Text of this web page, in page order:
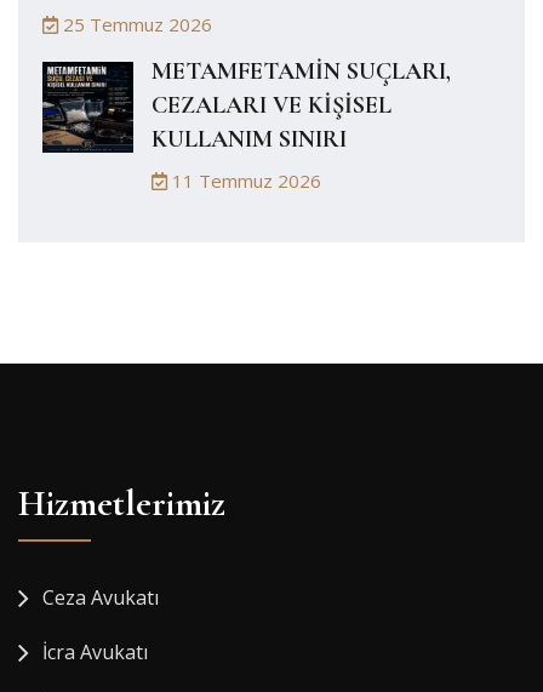
25 Temmuz 2026
METAMFETAMİN SUÇLARI,
CEZALARI VE KİŞİSEL
KULLANIM SINIRI
11 Temmuz 2026
Hizmetlerimiz
Ceza Avukatı
İcra Avukatı